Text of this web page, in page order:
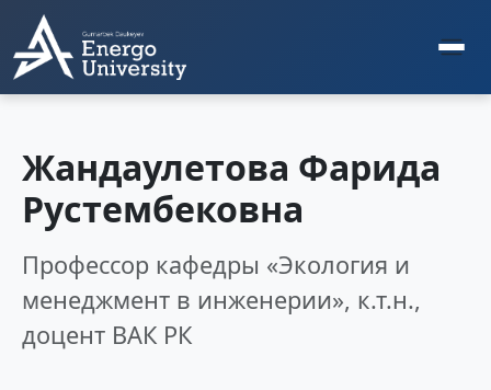
Жандаулетова Фарида
Рустембековна
Профессор кафедры «Экология и
менеджмент в инженерии», к.т.н.,
доцент ВАК РК